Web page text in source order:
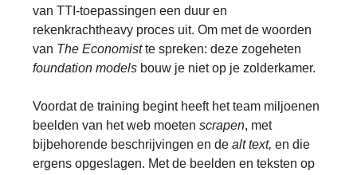
van TTI-toepassingen een duur en
rekenkrachtheavy proces uit. Om met de woorden
van The Economistte spreken: deze zogeheten
foundation models bouw je niet op je zolderkamer.
Voordat de training begint heeft het team miljoenen
beelden van het web moeten scrapen, met
bijbehorende beschrijvingen en de alt text, en die
ergens opgeslagen. Met de beelden en teksten op